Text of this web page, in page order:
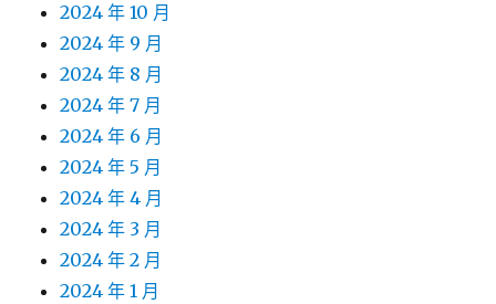
2024 年 10 月
2024 年 9 月
2024 年 8 月
2024 年 7 月
2024 年 6 月
2024 年 5 月
2024 年 4 月
2024 年 3 月
2024 年 2 月
2024 年 1 月